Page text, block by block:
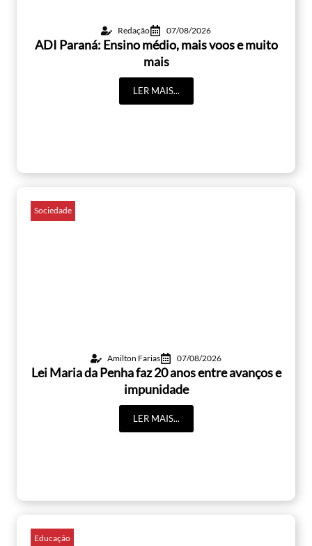
Redação 07/08/2026
ADI Paraná: Ensino médio, mais voos e muito
mais
LER MAIS...
Sociedade
Amilton Farias 07/08/2026
Lei Maria da Penha faz 20 anos entre avanços e
impunidade
LER MAIS...
Educação